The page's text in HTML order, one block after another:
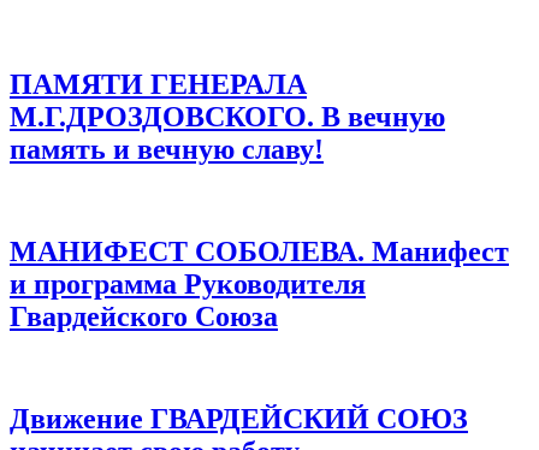
ПАМЯТИ ГЕНЕРАЛА
М.Г.ДРОЗДОВСКОГО. В вечную
память и вечную славу!
МАНИФЕСТ СОБОЛЕВА. Манифест
и программа Руководителя
Гвардейского Союза
Движение ГВАРДЕЙСКИЙ СОЮЗ